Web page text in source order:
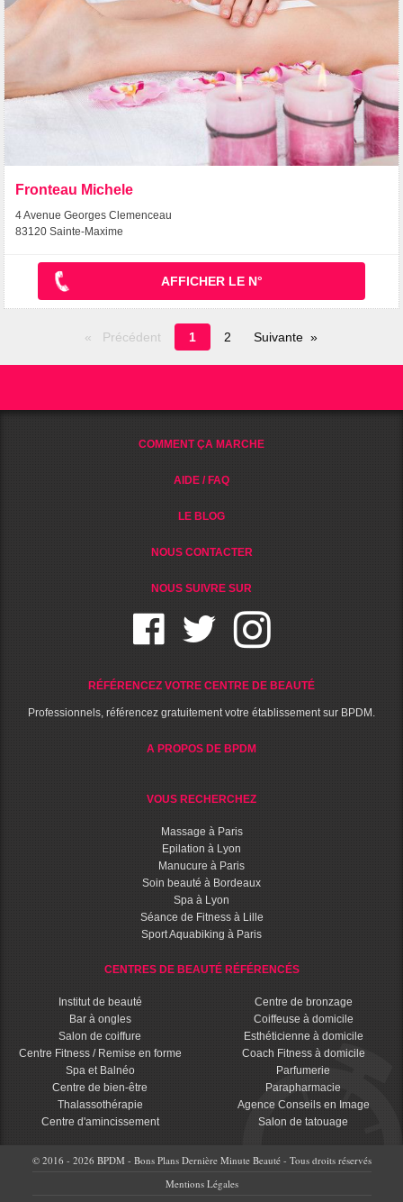
Fronteau Michele
4 Avenue Georges Clemenceau
83120 Sainte-Maxime
AFFICHER LE N°
Précédent
Page
en
1 2 Suivante
COMMENT ÇA MARCHE
AIDE / FAQ
LE BLOG
NOUS CONTACTER
NOUS SUIVRE SUR
RÉFÉRENCEZ VOTRE CENTRE DE BEAUTÉ
Professionnels, référencez gratuitement votre établissement sur BPDM.
A PROPOS DE BPDM
VOUS RECHERCHEZ
Massage à Paris
Epilation à Lyon
Manucure à Paris
Soin beauté à Bordeaux
Spa à Lyon
Séance de Fitness à Lille
Sport Aquabiking à Paris
CENTRES DE BEAUTÉ RÉFÉRENCÉS
Institut de beauté
Bar à ongles
Salon de coiffure
Centre Fitness / Remise en forme
Spa et Balnéo
Centre de bien-être
Thalassothérapie
Centre d'amincissement
Centre de bronzage
Coiffeuse à domicile
Esthéticienne à domicile
Coach Fitness à domicile
Parfumerie
Parapharmacie
Agence Conseils en Image
Salon de tatouage
© 2016 - 2026 BPDM - Bons Plans Dernière Minute Beauté - Tous droits réservés
Mentions Légales